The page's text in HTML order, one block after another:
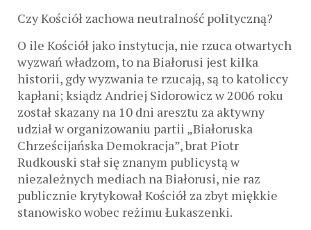
Czy Kościół zachowa neutralność polityczną?
O ile Kościół jako instytucja, nie rzuca otwartych
wyzwań władzom, to na Białorusi jest kilka
historii, gdy wyzwania te rzucają, są to katoliccy
kapłani; ksiądz Andriej Sidorowicz w 2006 roku
został skazany na 10 dni aresztu za aktywny
udział w organizowaniu partii „Białoruska
Chrześcijańska Demokracja”, brat Piotr
Rudkouski stał się znanym publicystą w
niezależnych mediach na Białorusi, nie raz
publicznie krytykował Kościół za zbyt miękkie
stanowisko wobec reżimu Łukaszenki.